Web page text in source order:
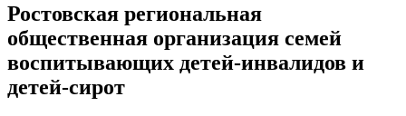
Ростовская региональная
общественная организация семей
воспитывающих детей-инвалидов и
детей-сирот